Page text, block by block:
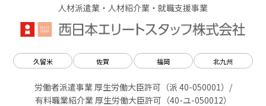
人材派遣業・人材紹介業・就職支援事業
久留米 佐賀 福岡 北九州
労働者派遣事業 厚生労働大臣許可（派 40-050001）/
有料職業紹介業 厚生労働大臣許可（40-ユ-050012）